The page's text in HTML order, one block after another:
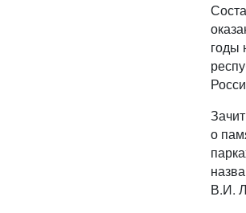
годы
о
В.И.